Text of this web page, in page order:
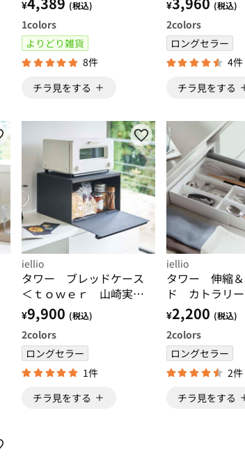
¥ (税込)
1colors
よりどり雑貨
8件
チラ見をする
＞
¥ (税込)
2colors
ロングセラー
4件
チラ見をする
iellio
タワー ブレッドケース
＜ｔｏｗｅｒ 山崎実業
＞
¥9,900 (税込)
2colors
ロングセラー
1件
チラ見をする
iellio
タワー 伸縮
ド カトラリ
＜ｔｏｗｅｒ
＞
¥2,200 (税込)
2colors
ロングセラー
2件
チラ見をする